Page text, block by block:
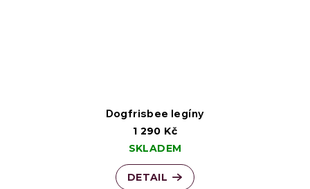
Dogfrisbee legíny
1 290 Kč
SKLADEM
DETAIL